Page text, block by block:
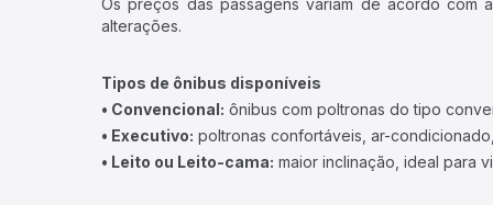
Os preços das passagens variam de acordo com
alterações.
Tipos de ônibus disponíveis
• Convencional: ônibus com poltronas do tipo
• Executivo: poltronas confortáveis, ar-
• Leito ou Leito-cama: maior inclinação, ideal para